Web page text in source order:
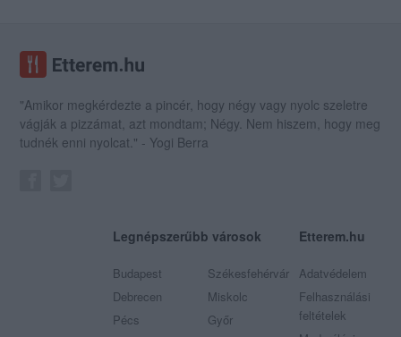
"Amikor megkérdezte a pincér, hogy négy vagy nyolc szeletre
vágják a pizzámat, azt mondtam; Négy. Nem hiszem, hogy meg
tudnék enni nyolcat." - Yogi Berra
Legnépszerűbb városok
Budapest
Debrecen
Pécs
Székesfehérvár
Miskolc
Győr
Etterem.hu
Adatvédelem
Felhasználási
feltételek